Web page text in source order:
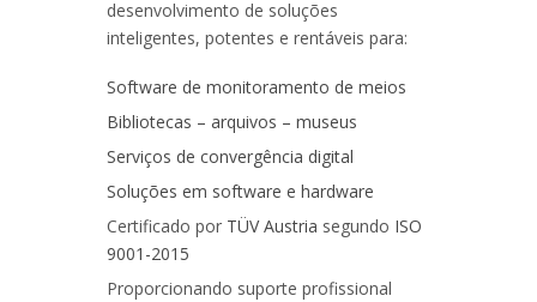
desenvolvimento de soluções
inteligentes, potentes e rentáveis para:
Software de monitoramento de meios
Bibliotecas – arquivos – museus
Serviços de convergência digital
Soluções em software e hardware
Certificado por TÜV Austria segundo ISO
9001-2015
Proporcionando suporte profissional